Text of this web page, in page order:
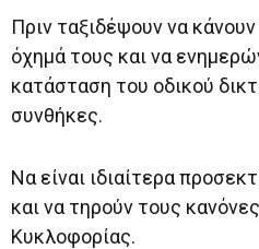
Πριν ταξιδέψουν να
όχημά τους και να
κατάσταση του οδικού
συνθήκες.
Να είναι ιδιαίτερα
και να τηρούν τους
Κυκλοφορίας.